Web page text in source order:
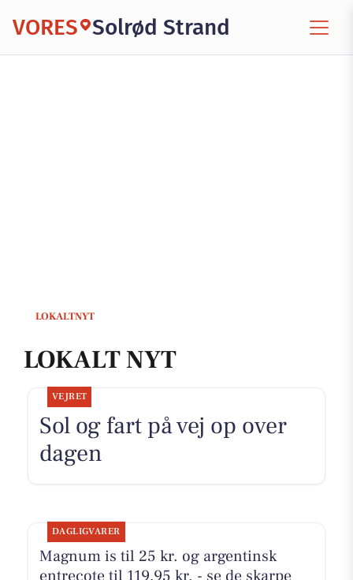
VORES Solrød Strand
LOKALTNYT
LOKALT NYT
VEJRET
Sol og fart på vej op over
dagen
DAGLIGVARER
Magnum is til 25 kr. og argentinsk
entrecote til 119,95 kr. - se de skarpe